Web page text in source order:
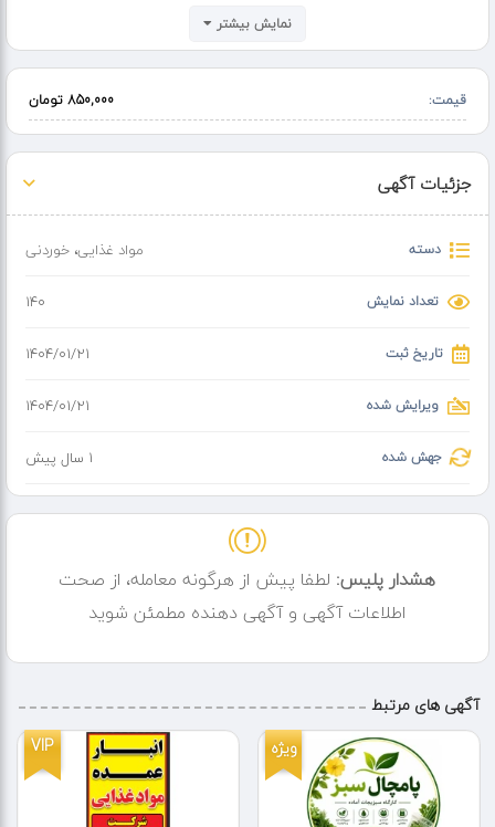
نمایش بیشتر
قیمت: 850,000 تومان
جزئیات آگهی
دسته مواد غذایی،خوردنی
تعداد نمایش 140
تاریخ ثبت ۱۴۰۴/۰۱/۲۱
ویرایش شده ۱۴۰۴/۰۱/۲۱
جهش شده 1 سال پیش
هشدار پلیس: لطفا پیش از هرگونه معامله، از صحت
اطلاعات آگهی و آگهی دهنده مطمئن شوید
آگهی های مرتبط
VIP
ویژه